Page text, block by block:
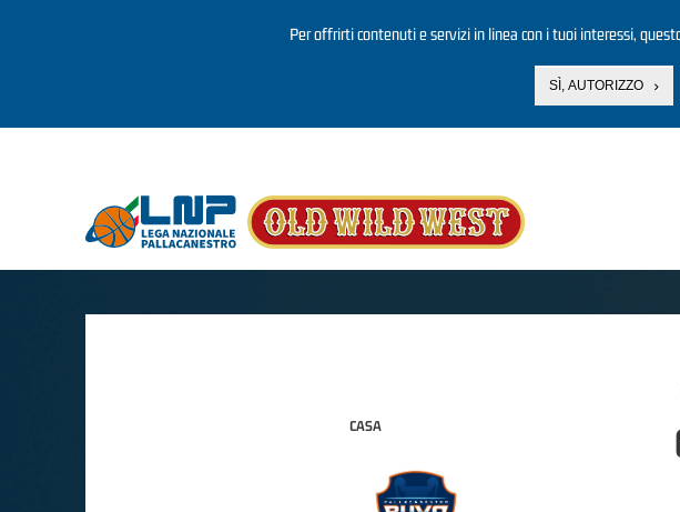
Per offrirti contenuti e servizi in linea con i tuoi interessi,
SÌ, AUTORIZZO
CASA